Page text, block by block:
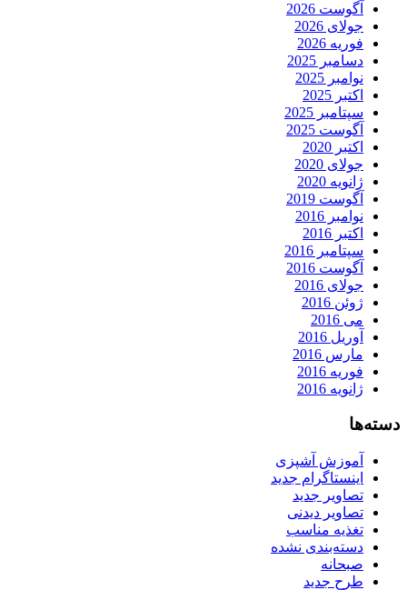
آگوست 2026
جولای 2026
فوریه 2026
دسامبر 2025
نوامبر 2025
اکتبر 2025
سپتامبر 2025
آگوست 2025
اکتبر 2020
جولای 2020
ژانویه 2020
آگوست 2019
نوامبر 2016
اکتبر 2016
سپتامبر 2016
آگوست 2016
جولای 2016
ژوئن 2016
می 2016
آوریل 2016
مارس 2016
فوریه 2016
ژانویه 2016
دسته‌ها
آموزش آشپزی
اینستاگرام جدید
تصاویر جدید
تصاویر دیدنی
تغذیه مناسب
دسته‌بندی نشده
صبحانه
طرح جدید